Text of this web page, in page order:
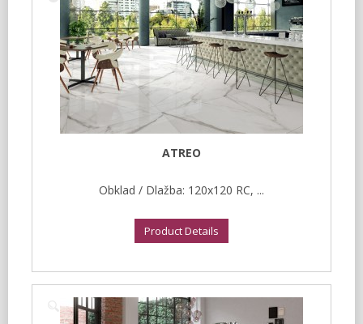
ATREO
Obklad / Dlažba: 120x120 RC, ...
Product Details